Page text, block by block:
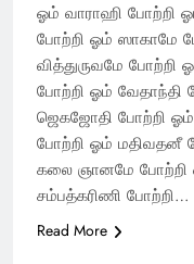
ஓம் வாராஹி போற்றி
போற்றி ஓம் ஸாகாமே
வித்துருவமே போற்றி
போற்றி ஓம் வேதாந்தி
ஜெகஜோதி போற்றி
போற்றி ஓம் மதிவதனீ
கலை ஞானமே போற்றி
சம்பத்கரிணி போற்றி…
Read More